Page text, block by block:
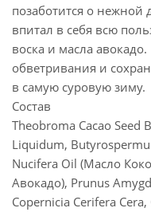
позаботится о нежной
впитал в себя всю
воска и масла
обветривания и
в самую суровую зиму.
Состав
Theobroma Cacao Seed
Liquidum,
Nucifera Oil (Масло
Авокадо), Prunus
Copernicia Cerifera